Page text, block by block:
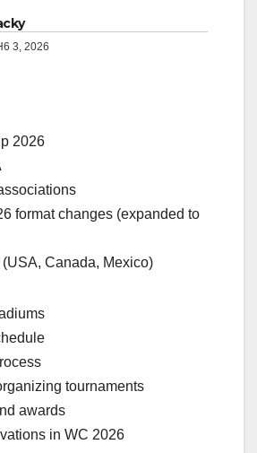
3, 2026
2026
format changes (expanded to
Canada, Mexico)
tournaments
awards
in WC 2026